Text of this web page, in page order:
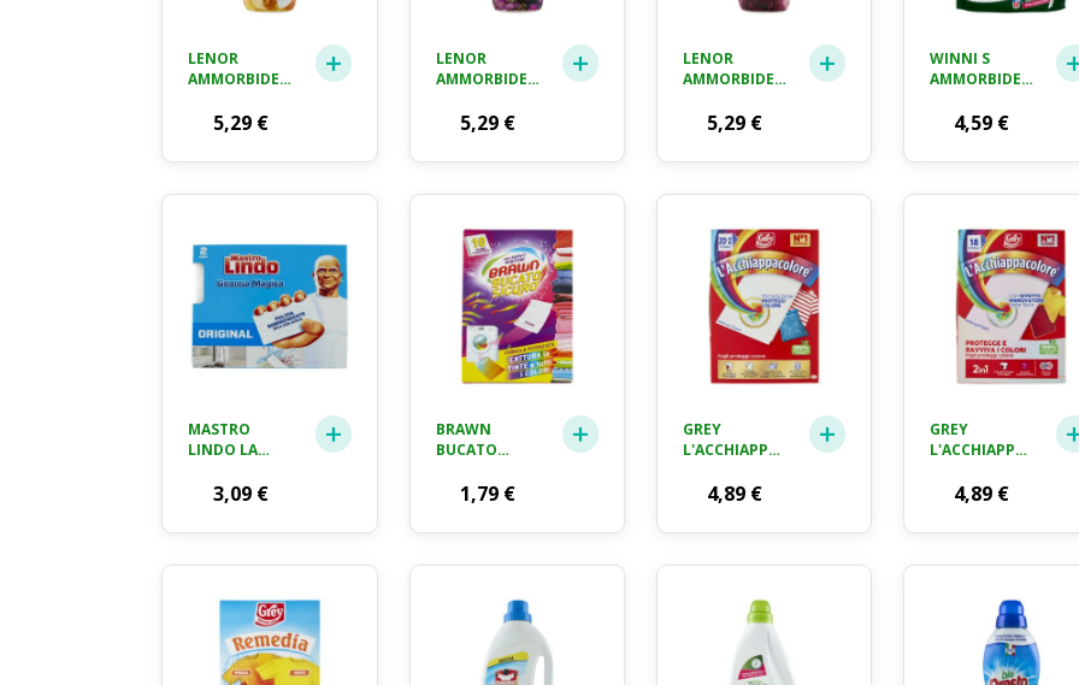
LENOR
AMMORBIDENTE
CONCENTRATO,
DI VANIGLIA,
882 ML
5,29 €
LENOR
AMMORBIDENTE
42 LAVAGGI
5,29 €
LENOR
AMMORBIDENTE
GELSOMINO,
1.05L
5,29 €
WINNI S
AMMORBIDENTE
IPOALLERGENICO
ECOFORMATO
FRAGRANZA
BIANCHI CON
PERLE DI
PROFUMO
BIODEGRADABILI
1250 ML
4,59 €
MASTRO
LINDO LA
MAGICA 2 PZ
3,09 €
BRAWN
BUCATO
CATTURA
PEZZI
1,79 €
GREY
L'ACCHIAPPACOLORE
20+2 FOGLI
4,89 €
GREY
RAVVIVA I
FOGLI
4,89 €